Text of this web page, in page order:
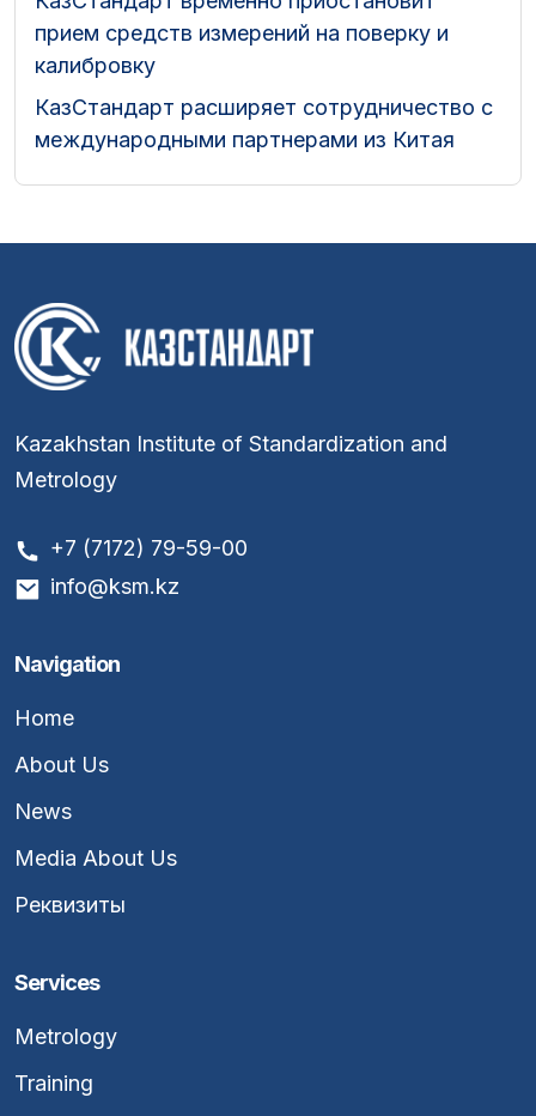
прием средств измерений на поверку и
калибровку
КазСтандарт расширяет сотрудничество с
международными партнерами из Китая
Kazakhstan Institute of Standardization and
Metrology
+7 (7172) 79-59-00
info@ksm.kz
Navigation
Home
About Us
News
Media About Us
Реквизиты
Services
Metrology
Training